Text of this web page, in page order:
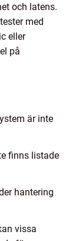
och latens.
med
eller
på
är inte
finns listade
hantering
vissa